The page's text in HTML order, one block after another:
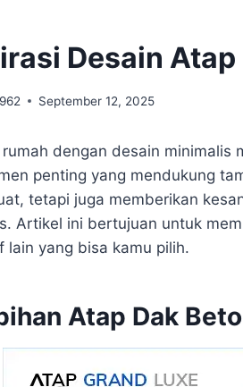
Desain
September 12, 2025
dengan desain minimalis
penting yang mendukung
tetapi juga memberikan
Artikel ini bertujuan untuk
lain yang bisa kamu pilih.
Atap Dak